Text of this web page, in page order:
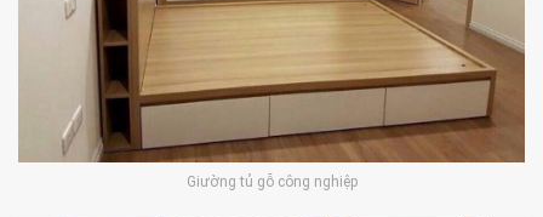
Giường tủ gỗ công nghiệp